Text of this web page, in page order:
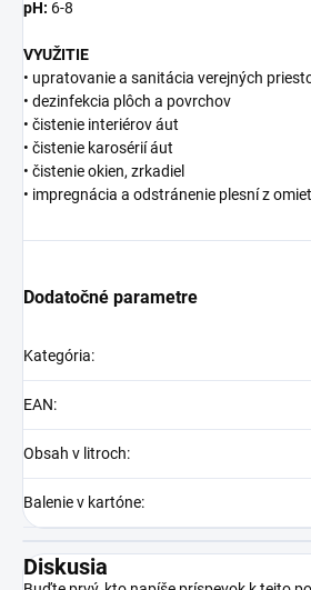
pH: 6-8
VYUŽITIE
• upratovanie a sanitácia verejných
• dezinfekcia plôch a povrchov
• čistenie interiérov áut
• čistenie karosérií áut
• čistenie okien, zrkadiel
• impregnácia a odstránenie plesní z
Dodatočné parametre
Kategória:
EAN:
Obsah v litroch:
Balenie v kartóne:
Diskusia